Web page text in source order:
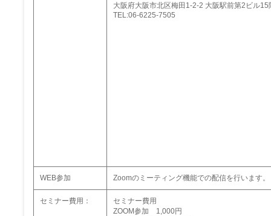
大阪府大阪市北区梅田1-2-2 大阪駅前第2ビル15
TEL:06-6225-7505
WEB参加 Zoomのミーティング機能での配信を行います。
セミナー費用：
セミナー費用
ZOOM参加 1,000円